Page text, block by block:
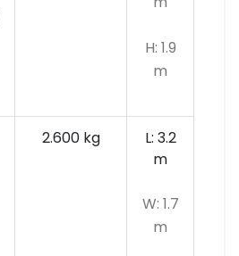
H: 1.9
m
2.600 kg
L: 3.2
m
W: 1.7
m